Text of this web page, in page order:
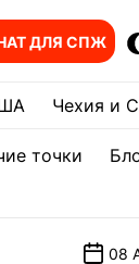
ДЛЯ СПЖ
Чехия и
точки
08